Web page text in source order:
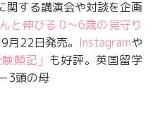
関する講演会や対談を企画
と伸びる 0～6歳の見守り
月22日発売。 Instagramや
顛記」 も好評。英国留学
3頭の母